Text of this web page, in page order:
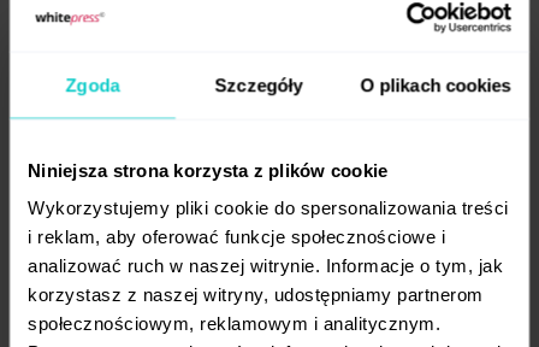
Zgoda Szczegóły O plikach cookies
Niniejsza strona korzysta z plików cookie
Wykorzystujemy pliki cookie do spersonalizowania treści
i reklam, aby oferować funkcje społecznościowe i
analizować ruch w naszej witrynie. Informacje o tym, jak
korzystasz z naszej witryny, udostępniamy partnerom
społecznościowym, reklamowym i analitycznym.
Dane ofert
warunki oferty,
promocja,
liczba
dopuszczanych
linków
Opracowane przez
portal może
dopasowanych
do potrzeb
reklamodawców
Ruch całościowy